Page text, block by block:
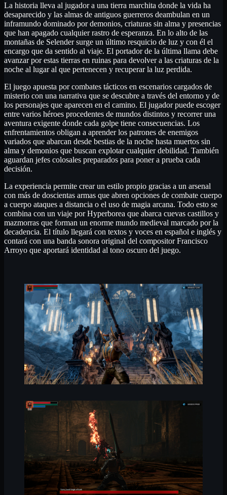
La historia lleva al jugador a una tierra marchita donde la vida ha
desaparecido y las almas de antiguos guerreros deambulan en un
inframundo dominado por demonios, criaturas sin alma y presencias
que han apagado cualquier rastro de esperanza. En lo alto de las
montañas de Selender surge un último resquicio de luz y con él el
encargo que da sentido al viaje. El portador de la última llama debe
avanzar por estas tierras en ruinas para devolver a las criaturas de la
noche al lugar al que pertenecen y recuperar la luz perdida.
El juego apuesta por combates tácticos en escenarios cargados de
misterio con una narrativa que se descubre a través del entorno y de
los personajes que aparecen en el camino. El jugador puede escoger
entre varios héroes procedentes de mundos distintos y recorrer una
aventura exigente donde cada golpe tiene consecuencias. Los
enfrentamientos obligan a aprender los patrones de enemigos
variados que abarcan desde bestias de la noche hasta muertos sin
alma y demonios que buscan explotar cualquier debilidad. También
aguardan jefes colosales preparados para poner a prueba cada
decisión.
La experiencia permite crear un estilo propio gracias a un arsenal
con más de doscientas armas que abren opciones de combate cuerpo
a cuerpo ataques a distancia o el uso de magia arcana. Todo esto se
combina con un viaje por Hyperborea que abarca cuevas castillos y
mazmorras que forman un enorme mundo medieval marcado por la
decadencia. El título llegará con textos y voces en español e inglés y
contará con una banda sonora original del compositor Francisco
Arroyo que aportará identidad al tono oscuro del juego.